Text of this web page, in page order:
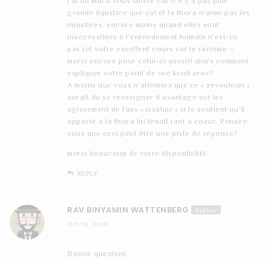
grande injustice que ça! et la thora n’aime pas les
injustices, encore moins quand elles sont
inaccessibles à l’entendement humain n’est-ce
pas (cf votre excellent cours sur le racisme –
merci encore pour celui-ci aussi)! alors comment
expliquer votre point de vue kvod arav?
A moins que vous n’affirmiez que ce « zévouloun »
aurait du se renseigner d’avantage sur les
agissement de faux « issahar » si le soutient qu’il
apporte à la thora lui tenait tant à coeur. Pensez-
vous que ceci peut être une piste de réponse?
merci beaucoup de votre disponibilité.
REPLY
RAV BINYAMIN WATTENBERG
Author
Oct 19, 2016
Bonne question.